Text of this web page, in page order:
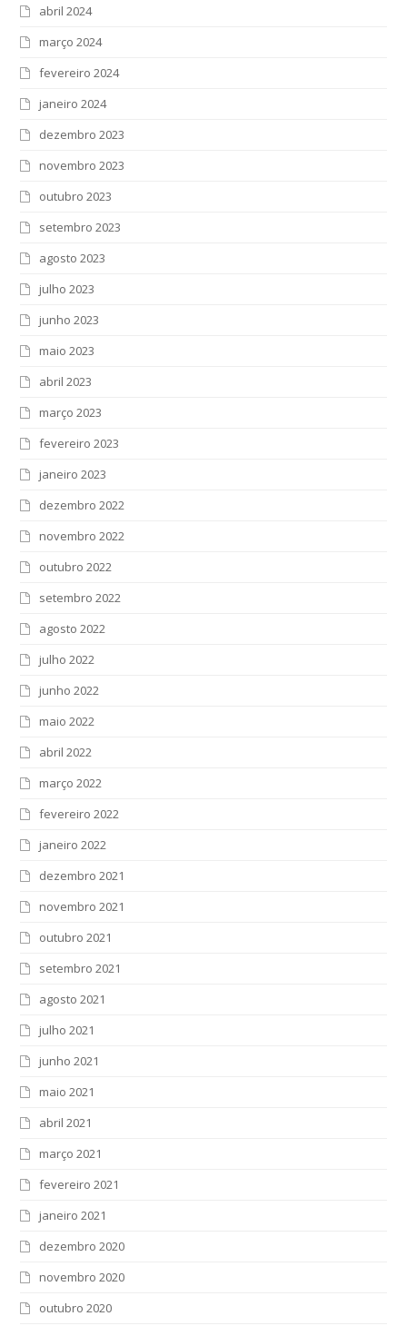
abril 2024
março 2024
fevereiro 2024
janeiro 2024
dezembro 2023
novembro 2023
outubro 2023
setembro 2023
agosto 2023
julho 2023
junho 2023
maio 2023
abril 2023
março 2023
fevereiro 2023
janeiro 2023
dezembro 2022
novembro 2022
outubro 2022
setembro 2022
agosto 2022
julho 2022
junho 2022
maio 2022
abril 2022
março 2022
fevereiro 2022
janeiro 2022
dezembro 2021
novembro 2021
outubro 2021
setembro 2021
agosto 2021
julho 2021
junho 2021
maio 2021
abril 2021
março 2021
fevereiro 2021
janeiro 2021
dezembro 2020
novembro 2020
outubro 2020